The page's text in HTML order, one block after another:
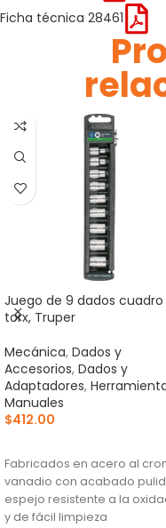
Ficha técnica 28461
Juego de 9 dados cuadro
torx, Truper
Mecánica, Dados y
Accesorios, Dados y
Adaptadores,
Manuales
$412.00
Fabricados en acero al
vanadio con acabado
espejo resistente a la
y de fácil limpieza